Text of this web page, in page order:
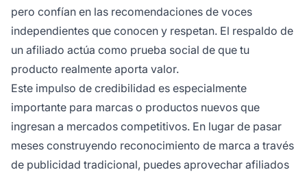
pero confían en las recomendaciones de voces
independientes que conocen y respetan. El respaldo de
un afiliado actúa como prueba social de que tu
producto realmente aporta valor.
Este impulso de credibilidad es especialmente
importante para marcas o productos nuevos que
ingresan a mercados competitivos. En lugar de pasar
meses construyendo reconocimiento de marca a través
de publicidad tradicional, puedes aprovechar afiliados